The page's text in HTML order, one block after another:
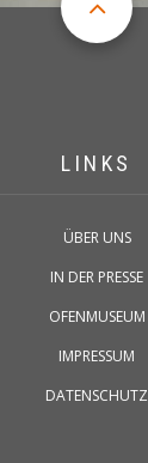
LINKS
ÜBER UNS
IN DER PRESSE
OFENMUSEUM
IMPRESSUM
DATENSCHUTZ